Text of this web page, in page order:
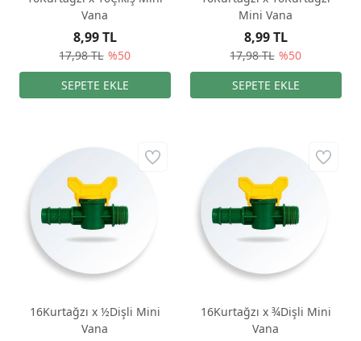
Vana
17,98 TL %50
8,99 TL
Mini Vana
17,98 TL %50
8,99 TL
16Kurtağzı x ½Dişli Mini
Vana
16Kurtağzı x ¾Dişli Mini
Vana